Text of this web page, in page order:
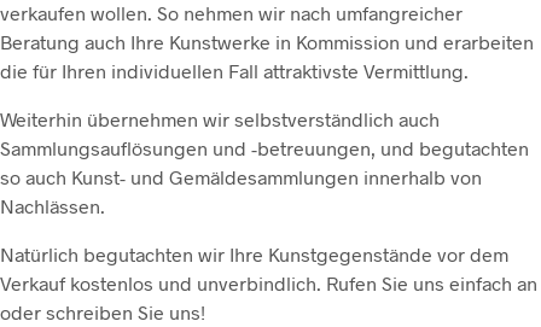
verkaufen wollen. So nehmen wir nach umfangreicher
Beratung auch Ihre Kunstwerke in Kommission und erarbeiten
die für Ihren individuellen Fall attraktivste Vermittlung.
Weiterhin übernehmen wir selbstverständlich auch
Sammlungsauflösungen und -betreuungen, und begutachten
so auch Kunst- und Gemäldesammlungen innerhalb von
Nachlässen.
Natürlich begutachten wir Ihre Kunstgegenstände vor dem
Verkauf kostenlos und unverbindlich. Rufen Sie uns einfach an
oder schreiben Sie uns!